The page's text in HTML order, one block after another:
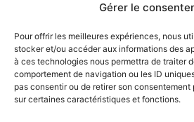
Gérer le
Pour offrir les meilleures expériences, nous
stocker et/ou accéder aux informations des
à ces technologies nous permettra de traiter
comportement de navigation ou les ID
pas consentir ou de retirer son
sur certaines caractéristiques et fonctions.
Mes
Politique de